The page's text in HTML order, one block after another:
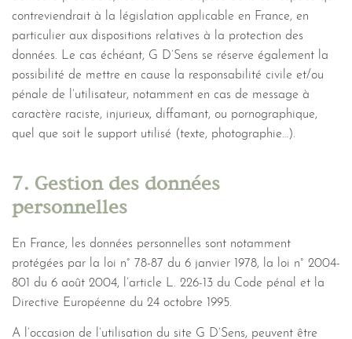
contreviendrait à la législation applicable en France, en
particulier aux dispositions relatives à la protection des
données. Le cas échéant, G D’Sens se réserve également la
possibilité de mettre en cause la responsabilité civile et/ou
pénale de l’utilisateur, notamment en cas de message à
caractère raciste, injurieux, diffamant, ou pornographique,
quel que soit le support utilisé (texte, photographie…).
7. Gestion des données
personnelles
En France, les données personnelles sont notamment
protégées par la loi n° 78-87 du 6 janvier 1978, la loi n° 2004-
801 du 6 août 2004, l’article L. 226-13 du Code pénal et la
Directive Européenne du 24 octobre 1995.
A l’occasion de l’utilisation du site G D’Sens, peuvent être